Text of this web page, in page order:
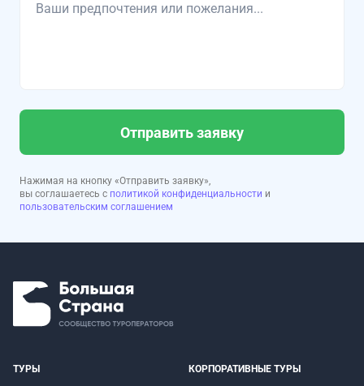
Отправить заявку
Нажимая на кнопку «Отправить заявку»,
вы соглашаетесь с политикой конфиденциальности и
пользовательским соглашением
ТУРЫ КОРПОРАТИВНЫЕ ТУРЫ